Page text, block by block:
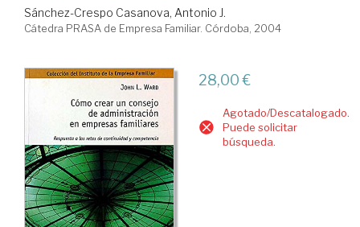
Sánchez-Crespo Casanova, Antonio J.
Cátedra PRASA de Empresa Familiar. Córdoba, 2004
28,00 €
Agotado/Descatalogado.
Puede solicitar
búsqueda.